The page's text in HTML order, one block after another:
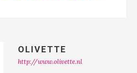
OLIVETTE
http://www.olivette.nl